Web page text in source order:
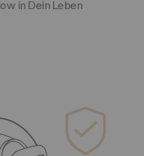
in Dein Leben